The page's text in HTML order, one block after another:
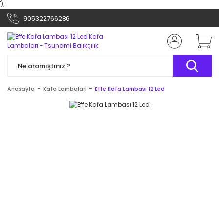
');
905322766286
Anasayfa Kafa Lambaları Effe Kafa Lambası 12 Led